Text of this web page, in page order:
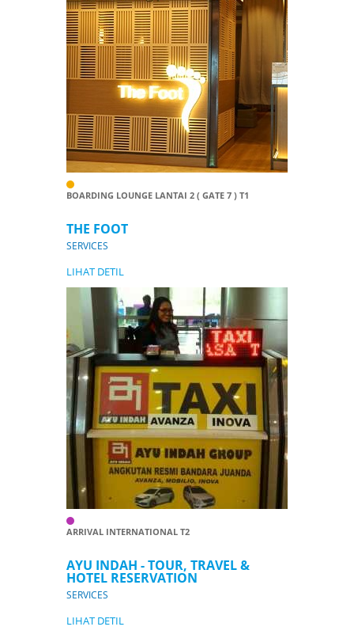
BOARDING LOUNGE LANTAI 2 ( GATE 7 ) T1
THE FOOT
SERVICES
LIHAT DETIL
ARRIVAL INTERNATIONAL T2
AYU INDAH - TOUR, TRAVEL &
HOTEL RESERVATION
SERVICES
LIHAT DETIL